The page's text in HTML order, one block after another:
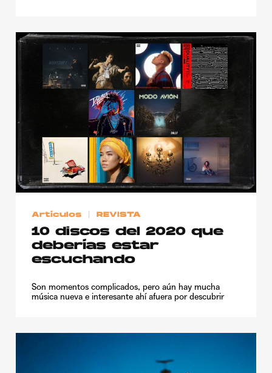
Artículos REVISTA
10 discos del 2020 que
deberías estar
escuchando
Son momentos complicados, pero aún hay mucha
música nueva e interesante ahí afuera por descubrir